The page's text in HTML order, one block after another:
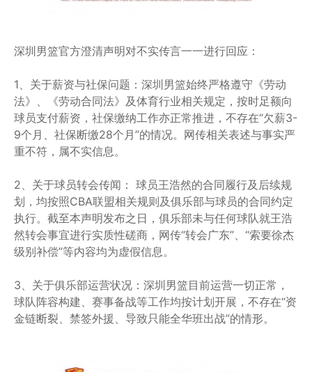
深圳男篮官方澄清声明对不实传言一一进行回应：
1、关于薪资与社保问题：深圳男篮始终严格遵守《劳动
法》、《劳动合同法》及体育行业相关规定，按时足额向
球员支付薪资，社保缴纳工作亦正常推进，不存在“欠薪3-
9个月、社保断缴28个月”的情况。网传相关表述与事实严
重不符，属不实信息。
2、关于球员转会传闻： 球员王浩然的合同履行及后续规
划，均按照CBA联盟相关规则及俱乐部与球员的合同约定
执行。截至本声明发布之日，俱乐部未与任何球队就王浩
然转会事宜进行实质性磋商，网传“转会广东”、“索要徐杰
级别补偿”等内容均为虚假信息。
3、关于俱乐部运营状况：深圳男篮目前运营一切正常，
球队阵容构建、赛事备战等工作均按计划开展，不存在“资
金链断裂、禁签外援、导致只能全华班出战”的情形。